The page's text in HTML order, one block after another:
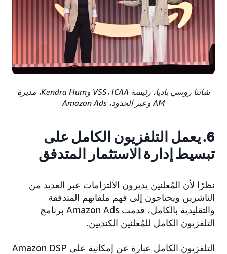
شانتا روسي باديا، رئيسة VSS، ICAA وKendra Hum، مديرة
AM وعبر الحدود، Amazon Ads
6. يعمل التلفزيون الكامل على
تبسيط إدارة الاستثمار المتدفق
نظرًا لأن المُعلنين يديرون الالتزامات عبر العديد من
الناشرين ويحتاجون إلى فهم ملفاتهم المتدفقة
والتقليدية بالكامل، قدمت Amazon Ads برنامج
التلفزيون الكامل للمُعلنين الكنديين.
التلفزيون الكامل عبارة عن إمكانية على Amazon DSP